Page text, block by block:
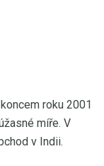
roku 2001
míře. V
v Indii.